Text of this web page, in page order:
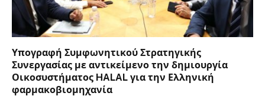
Υπογραφή Συμφωνητικού Στρατηγικής
Συνεργασίας με αντικείμενο την δημιουργία
Οικοσυστήματος HALAL για την Ελληνική
φαρμακοβιομηχανία